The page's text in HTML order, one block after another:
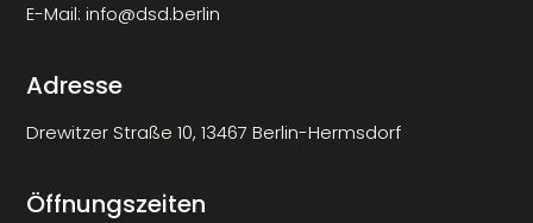
E-Mail:info@dsd.berlin
Adresse
Drewitzer Straße 10, 13467 Berlin-Hermsdorf
Öffnungszeiten